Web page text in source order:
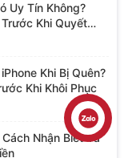
Uy Tín Không?
Khi Quyết
Khi Bị Quên?
Khi Khôi Phục
Nhận Biết Và
Liên hệ